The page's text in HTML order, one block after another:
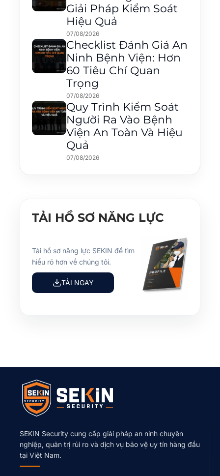
Giải Pháp Kiểm Soát
Hiệu Quả
07/08/2026
Checklist Đánh Giá An
Ninh Bệnh Viện: Hơn
60 Tiêu Chí Quan
Trọng
07/08/2026
Quy Trình Kiểm Soát
Người Ra Vào Bệnh
Viện An Toàn Và Hiệu
Quả
07/08/2026
TẢI HỒ SƠ NĂNG LỰC
Tải hồ sơ năng lực SEKIN để tìm
hiểu rõ hơn về chúng tôi.
TẢI NGAY
SEKIN Security cung cấp giải pháp an ninh chuyên
nghiệp, quản trị rủi ro và dịch vụ bảo vệ uy tín hàng đầu
tại Việt Nam.